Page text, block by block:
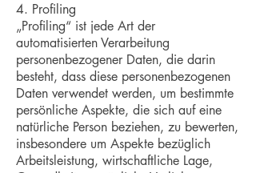
4. Profiling
„Profiling“ ist jede Art der
automatisierten Verarbeitung
personenbezogener Daten, die darin
besteht, dass diese personenbezogenen
Daten verwendet werden, um bestimmte
persönliche Aspekte, die sich auf eine
natürliche Person beziehen, zu bewerten,
insbesondere um Aspekte bezüglich
Arbeitsleistung, wirtschaftliche Lage,